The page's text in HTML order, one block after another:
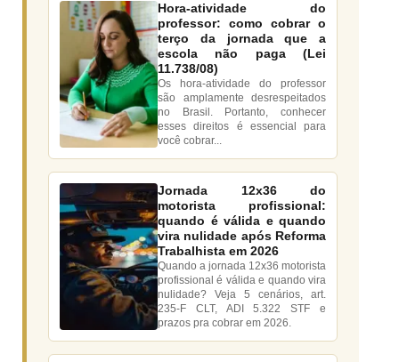
Hora-atividade do
professor: como cobrar o
terço da jornada que a
escola não paga (Lei
11.738/08)
Os hora-atividade do professor
são amplamente desrespeitados
no Brasil. Portanto, conhecer
esses direitos é essencial para
você cobrar...
Jornada 12x36 do
motorista profissional:
quando é válida e quando
vira nulidade após Reforma
Trabalhista em 2026
Quando a jornada 12x36 motorista
profissional é válida e quando vira
nulidade? Veja 5 cenários, art.
235-F CLT, ADI 5.322 STF e
prazos pra cobrar em 2026.